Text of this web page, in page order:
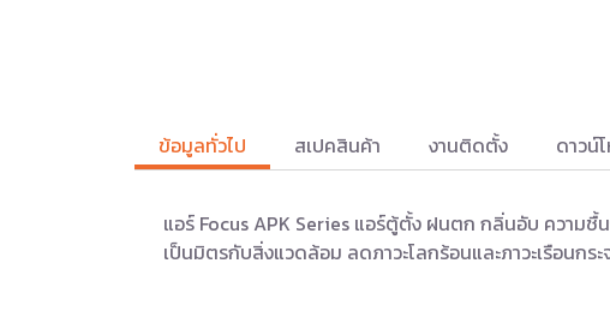
ข้อมูลทั่วไป สเปคสินค้า งานติดตั้ง ดาวน์
แอร์ Focus APK Series แอร์ตู้ตั้ง ฝนตก กลิ่นอับ ความชื้
เป็นมิตรกับสิ่งแวดล้อม ลดภาวะโลกร้อนและภาวะเรือนกระ